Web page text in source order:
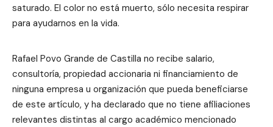
saturado. El color no está muerto, sólo necesita respirar
para ayudarnos en la vida.
Rafael Povo Grande de Castilla no recibe salario,
consultoría, propiedad accionaria ni financiamiento de
ninguna empresa u organización que pueda beneficiarse
de este artículo, y ha declarado que no tiene afiliaciones
relevantes distintas al cargo académico mencionado